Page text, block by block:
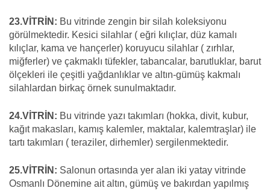
23.VİTRİN: Bu vitrinde zengin bir silah koleksiyonu
görülmektedir. Kesici silahlar ( eğri kılıçlar, düz kamalı
kılıçlar, kama ve hançerler) koruyucu silahlar ( zırhlar,
miğferler) ve çakmaklı tüfekler, tabancalar, barutluklar, barut
ölçekleri ile çeşitli yağdanlıklar ve altın-gümüş kakmalı
silahlardan birkaç örnek sunulmaktadır.
24.VİTRİN: Bu vitrinde yazı takımları (hokka, divit, kubur,
kağıt makasları, kamış kalemler, maktalar, kalemtraşlar) ile
tartı takımları ( teraziler, dirhemler) sergilenmektedir.
25.VİTRİN: Salonun ortasında yer alan iki yatay vitrinde
Osmanlı Dönemine ait altın, gümüş ve bakırdan yapılmış